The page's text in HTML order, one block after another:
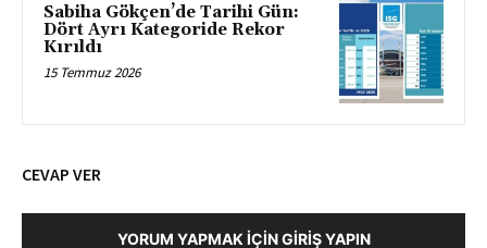
Sabiha Gökçen’de Tarihi Gün:
Dört Ayrı Kategoride Rekor
Kırıldı
15 Temmuz 2026
CEVAP VER
YORUM YAPMAK İÇIN GIRIŞ YAPIN